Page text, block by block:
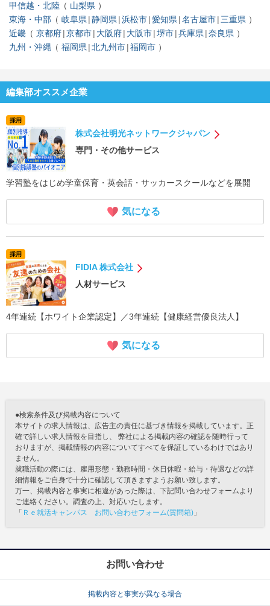
甲信越・北陸
山梨県
東海・中部
岐阜県 静岡県 浜松市 愛知県 名古屋市 三重県
近畿
京都府 京都市 大阪府 大阪市 堺市 兵庫県 奈良県
九州・沖縄
福岡県 北九州市 福岡市
編集部オススメ企業
採用
株式会社明光ネットワークジャパン
専門・その他サービス
学習塾をはじめ学童保育・英会話・サッカースクールなどを展開
気になる
採用
FIDIA 株式会社
人材サービス
4年連続【ホワイト企業認定】／3年連続【健康経営優良法人】
気になる
●検索条件及び掲載内容について
本サイトの求人情報は、広告主の責任に基づき情報を掲載しています。正
確で詳しい求人情報を目指し、 弊社による掲載内容の確認を随時行って
おりますが、掲載情報の内容についてすべてを保証しているわけではあり
ません。
就職活動の際には、雇用形態・勤務時間・休日休暇・給与・待遇などの詳
細情報をご自身で十分に確認して頂きますようお願い致します。
万一、掲載内容と事実に相違があった際は、下記問い合わせフォームより
ご連絡ください。調査の上、対応いたします。
「 Ｒｅ就活キャンパス お問い合わせフォーム(質問箱) 」
お問い合わせ
掲載内容と事実が異なる場合